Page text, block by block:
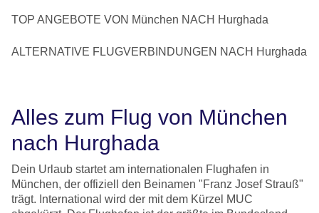
TOP ANGEBOTE VON München NACH Hurghada
ALTERNATIVE FLUGVERBINDUNGEN NACH Hurghada
Alles zum Flug von München
nach Hurghada
Dein Urlaub startet am internationalen Flughafen in
München, der offiziell den Beinamen "Franz Josef Strauß"
trägt. International wird der mit dem Kürzel MUC